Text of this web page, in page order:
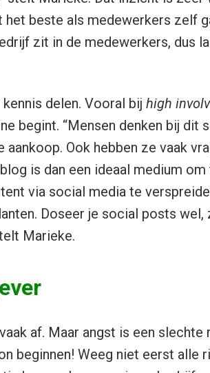
beste als medewerkers zelf
zit in de medewerkers, dus
delen. Vooral bij high
begint. “Mensen denken bij dit
Ook hebben ze vaak
is dan een ideaal medium
via social media te
Doseer je social posts wel,
Marieke.
af. Maar angst is een slechte
beginnen! Weeg niet eerst alle